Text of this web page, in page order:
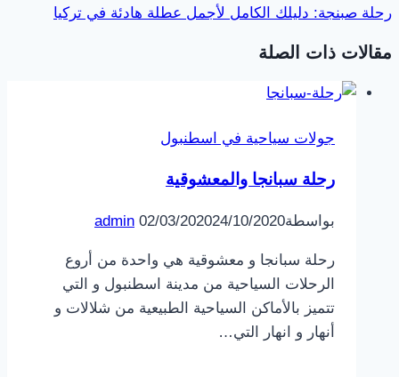
رحلة صبنجة: دليلك الكامل لأجمل عطلة هادئة في تركيا
مقالات ذات الصلة
جولات سياحية في اسطنبول
رحلة سبانجا والمعشوقية
بواسطة admin 02/03/202024/10/2020
رحلة سبانجا و معشوقية هي واحدة من أروع
الرحلات السياحية من مدينة اسطنبول و التي
تتميز بالأماكن السياحية الطبيعية من شلالات و
أنهار و انهار التي…